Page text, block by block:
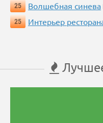
25
Волшебная синева
25
Интерьер